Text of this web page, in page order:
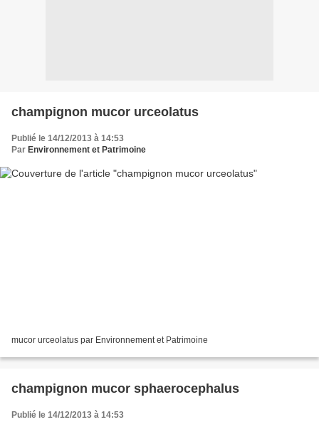
champignon mucor urceolatus
Publié le 14/12/2013 à 14:53
Par Environnement et Patrimoine
mucor urceolatus par Environnement et Patrimoine
champignon mucor sphaerocephalus
Publié le 14/12/2013 à 14:53